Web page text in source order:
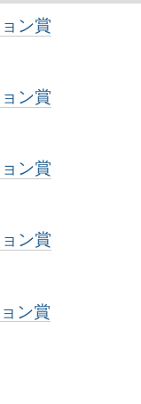
ン賞
ン賞
ン賞
ン賞
ン賞